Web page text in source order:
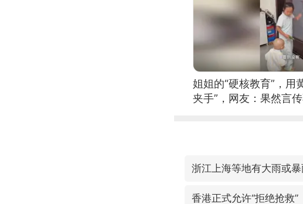
姐姐的“硬核教育”，用
夹手”，网友：果然言传
浙江上海等地有大雨或
香港正式允许“拒绝抢救”